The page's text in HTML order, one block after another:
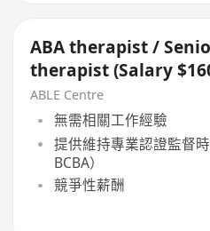
ABA therapist /
therapist (Salary
ABLE Centre
無需相關工作經驗
提供維持專業認證監督
BCBA）
競爭性薪酬